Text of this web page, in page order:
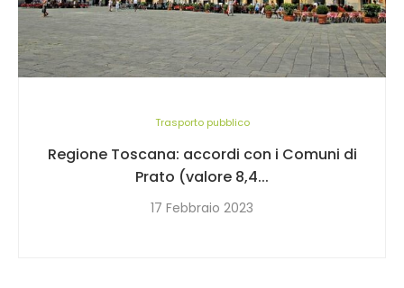
Trasporto pubblico
Regione Toscana: accordi con i Comuni di
Prato (valore 8,4...
17 Febbraio 2023